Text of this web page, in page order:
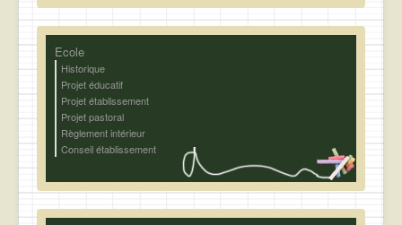
Ecole
Historique
Projet éducatif
Projet établissement
Projet pastoral
Règlement intérieur
Conseil établissement